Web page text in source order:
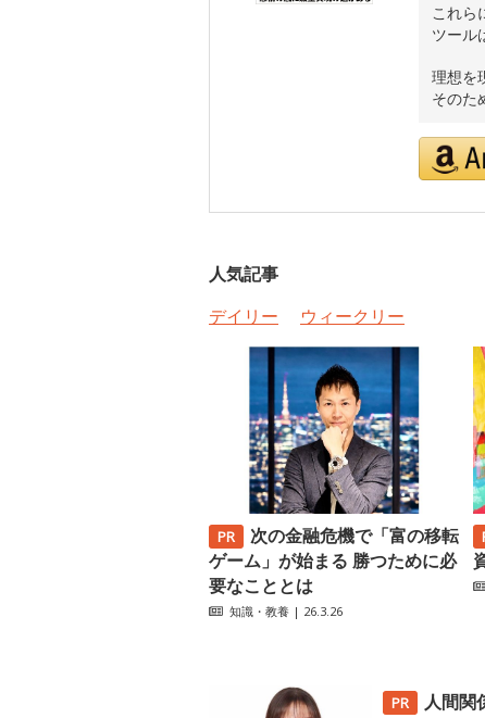
これら
ツール
理想を
そのた
人気記事
デイリー
ウィークリー
次の金融危機で「富の移転
ゲーム」が始まる 勝つために必
要なこととは
知識・教養 | 26.3.26
人間関